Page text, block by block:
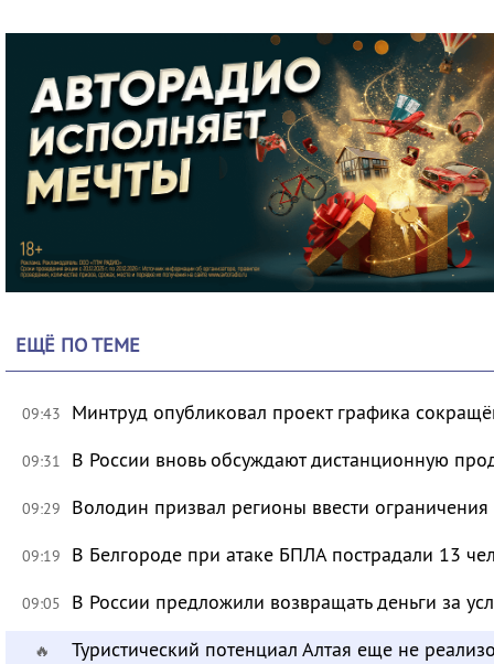
ЕЩЁ ПО ТЕМЕ
09:43 Минтруд опубликовал проект графика
09:31 В России вновь обсуждают дистанционную
09:29 Володин призвал регионы ввести
09:19 В Белгороде при атаке БПЛА пострадали 13
09:05 В России предложили возвращать деньги за
🔥 Туристический потенциал Алтая еще не